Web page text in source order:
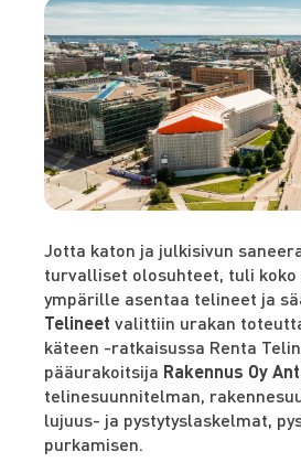
Jotta katon ja julkisivun
turvalliset olosuhteet, tuli koko
ympärille asentaa telineet ja
Telineet valittiin urakan
käteen -ratkaisussa Renta
pääurakoitsija Rakennus Oy
telinesuunnitelman,
lujuus- ja pystytyslaskelmat,
purkamisen.